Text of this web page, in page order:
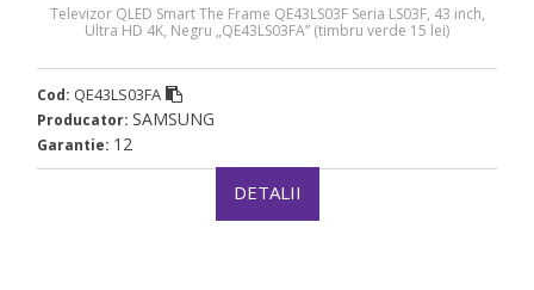
Televizor QLED Smart The Frame QE43LS03F Seria LS03F, 43 inch,
Ultra HD 4K, Negru „QE43LS03FA” (timbru verde 15 lei)
Cod: QE43LS03FA
Producator: SAMSUNG
Garantie: 12
DETALII